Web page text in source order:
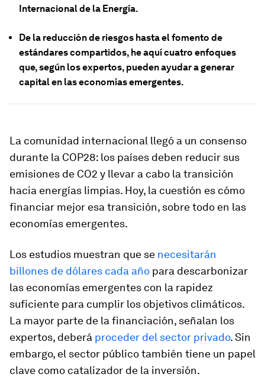
Internacional de la Energía.
De la reducción de riesgos hasta el fomento de
estándares compartidos, he aquí cuatro enfoques
que, según los expertos, pueden ayudar a generar
capital en las economías emergentes.
La comunidad internacional llegó a un consenso
durante la COP28: los países deben reducir sus
emisiones de CO2 y llevar a cabo la transición
hacia energías limpias. Hoy, la cuestión es cómo
financiar mejor esa transición, sobre todo en las
economías emergentes.
Los estudios muestran que se necesitarán
billones de dólares cada año para descarbonizar
las economías emergentes con la rapidez
suficiente para cumplir los objetivos climáticos.
La mayor parte de la financiación, señalan los
expertos, deberá proceder del sector privado. Sin
embargo, el sector público también tiene un papel
clave como catalizador de la inversión.